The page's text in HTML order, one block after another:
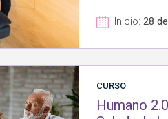
Inicio: 28
CURSO
Humano